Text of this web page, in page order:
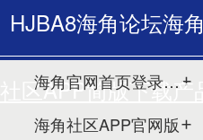
HJBA8海角论坛海角
社区APP简版下载产品
海角官网首页登录入口
海角社区APP官网版